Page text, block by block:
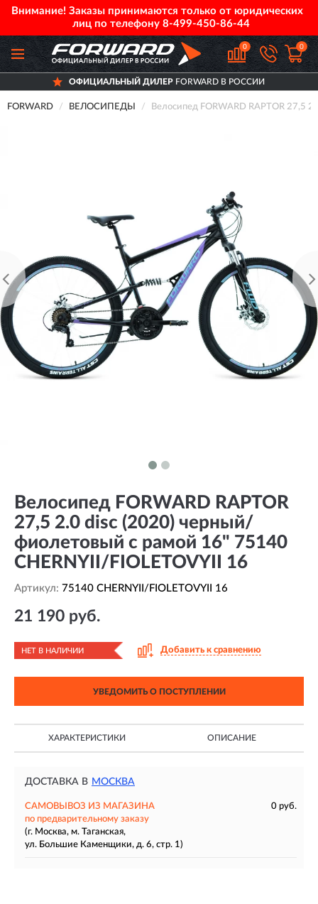
Внимание! Заказы принимаются только от юридических
лиц по телефону 8-499-450-86-44
0 0
ОФИЦИАЛЬНЫЙ ДИЛЕРFORWARD В РОССИИ
FORWARD ВЕЛОСИПЕДЫ Велосипед FORWARD RAPTOR 27,5
Велосипед FORWARD RAPTOR
27,5 2.0 disc (2020) черный/
фиолетовый с рамой 16" 75140
CHERNYII/FIOLETOVYII 16
Артикул: 75140 CHERNYII/FIOLETOVYII 16
21 190 руб.
НЕТ В НАЛИЧИИ Добавить к сравнению
УВЕДОМИТЬ О ПОСТУПЛЕНИИ
ХАРАКТЕРИСТИКИ ОПИСАНИЕ
ДОСТАВКА В МОСКВА
САМОВЫВОЗ ИЗ МАГАЗИНА
0 руб.
по предварительному заказу
(г. Москва, м. Таганская,
ул. Большие Каменщики, д. 6, стр. 1)